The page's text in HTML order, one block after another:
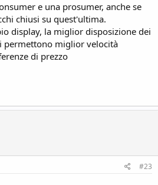
e una prosumer, anche se
chiusi su quest'ultima.
display, la miglior disposizione dei
permettono miglior velocità
di prezzo
#23